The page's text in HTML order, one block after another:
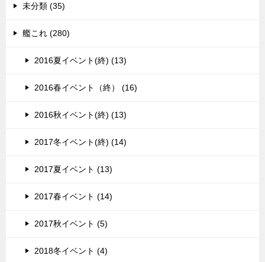
未分類 (35)
艦これ (280)
2016夏イベント(終) (13)
2016春イベント（終） (16)
2016秋イベント(終) (13)
2017冬イベント(終) (14)
2017夏イベント (13)
2017春イベント (14)
2017秋イベント (5)
2018冬イベント (4)